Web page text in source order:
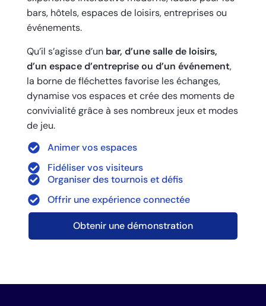
bars, hôtels, espaces de loisirs, entreprises ou
événements.
Qu’il s’agisse d’un bar, d’une salle de loisirs,
d’un espace d’entreprise ou d’un événement,
la borne de fléchettes favorise les échanges,
dynamise vos espaces et crée des moments de
convivialité grâce à ses nombreux jeux et modes
de jeu.
Animer vos espaces
Fidéliser vos visiteurs
Organiser des tournois et défis
Offrir une expérience connectée
Obtenir une démonstration